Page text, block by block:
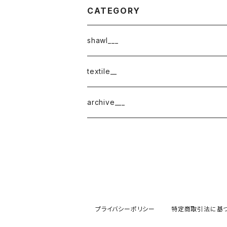
CATEGORY
shawl___
cotton
border
cotton × wool
textile__
織物
archive___
プライバシーポリシー 特定商取引法に基